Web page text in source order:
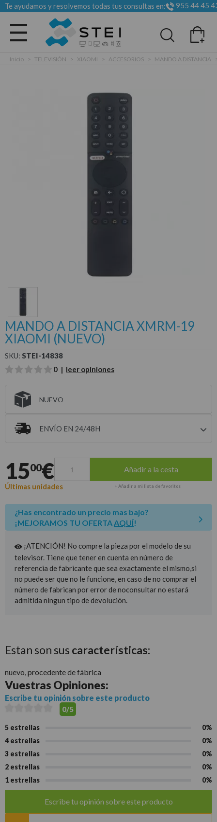
Te ayudamos y resolvemos todas tus consultas en: 955 44 45
Todas las categorias
Inicio > TELEVISIÓN > XIAOMI > ACCESORIOS > MANDO A DISTANCIA
MANDO A DISTANCIA XMRM-19
XIAOMI (NUEVO)
SKU: STEI-14838
0 | leer opiniones
NUEVO
ENVÍO EN 24/48H
1500€ Añadir a la cesta
Últimas unidades + Añadir a mi lista de favoritos
¿Has encontrado un precio mas bajo?
¡MEJORAMOS TU OFERTA AQUÍ!
¡ATENCIÓN! No compre la pieza por el modelo de su
televisor. Tiene que tener en cuenta en número de
referencia de fabricante que sea exactamente el mismo,si
no puede ser que no le funcione, en caso de no comprar el
número de fabrican por error de noconsultar no estará
admitida ningun tipo de devolución.
Estan son sus características:
nuevo, procedente de fábrica
Vuestras Opiniones:
Escribe tu opinión sobre este producto
0/5
5 estrellas
0%
4 estrellas
0%
3 estrellas
0%
2 estrellas
0%
1 estrellas
0%
Escribe tu opinión sobre este producto